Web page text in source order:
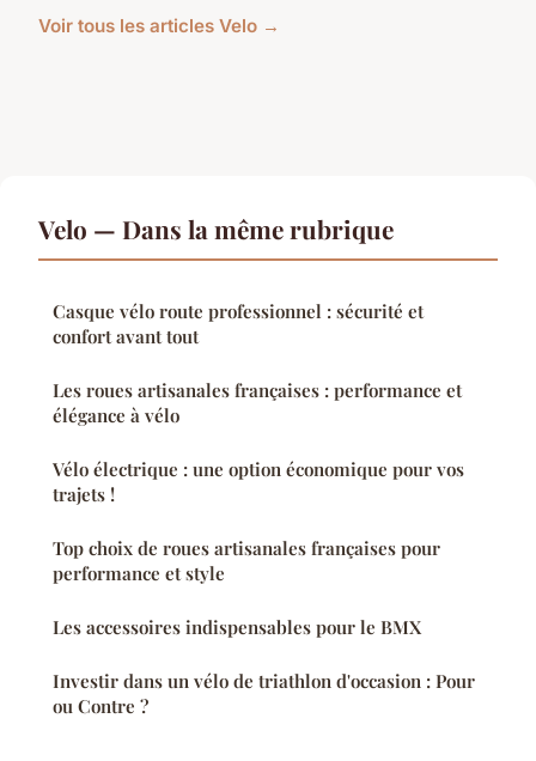
Voir tous les articles Velo →
Velo — Dans la même rubrique
Casque vélo route professionnel : sécurité et
confort avant tout
Les roues artisanales françaises : performance et
élégance à vélo
Vélo électrique : une option économique pour vos
trajets !
Top choix de roues artisanales françaises pour
performance et style
Les accessoires indispensables pour le BMX
Investir dans un vélo de triathlon d'occasion : Pour
ou Contre ?